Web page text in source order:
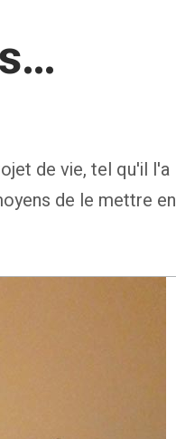
de vie, tel qu'il l'a
de le mettre en